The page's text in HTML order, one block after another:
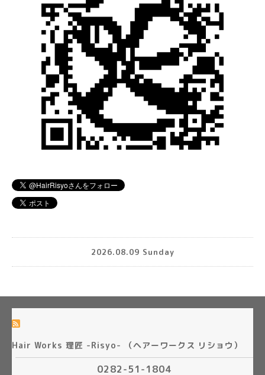
2026.08.09 Sunday
Hair Works 理匠 -Risyo- （ヘアーワークス リショウ）
0282-51-1804